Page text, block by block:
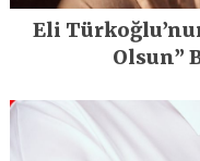
Eli
Olsun”